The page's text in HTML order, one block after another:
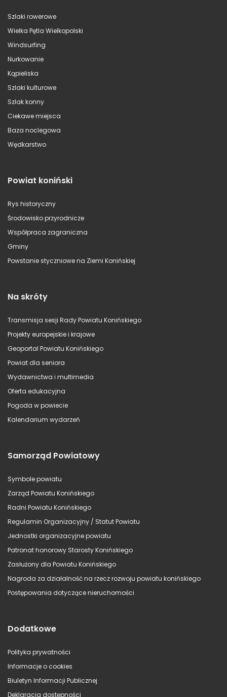
Szlaki rowerowe
Wielka Pętla Wielkopolski
Windsurfing
Nurkowanie
Kąpieliska
Szlaki kulturowe
Szlak konny
Ciekawe miejsca
Baza noclegowa
Wędkarstwo
Powiat koniński
Rys historyczny
Środowisko przyrodnicze
Współpraca zagraniczna
Gminy
Powstanie styczniowe na Ziemi Konińskiej
Na skróty
Transmisja sesji Rady Powiatu Konińskiego
Projekty europejskie i krajowe
Geoportal Powiatu Konińskiego
Powiat dla seniora
Wydawnictwa i multimedia
Oferta edukacyjna
Pogoda w powiecie
Kalendarium wydarzeń
Samorząd Powiatowy
Symbole powiatu
Zarząd Powiatu Konińskiego
Radni Powiatu Konińskiego
Regulamin Organizacyjny / Statut Powiatu
Jednostki organizacyjne powiatu
Patronat honorowy Starosty Konińskiego
Zasłużony dla Powiatu Konińskiego
Nagroda za działalność na rzecz rozwoju powiatu konińskiego
Postępowania dotyczące nieruchomości
Dodatkowe
Polityka prywatności
Informacje o cookies
Biuletyn Informacji Publicznej
Deklaracja dostępności